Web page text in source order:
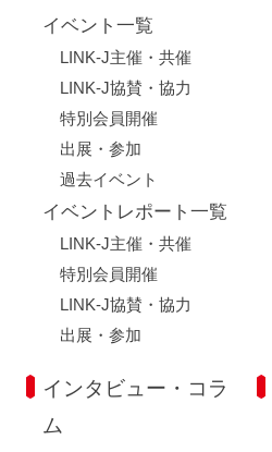
イベント一覧
LINK-J主催・共催
LINK-J協賛・協力
特別会員開催
出展・参加
過去イベント
イベントレポート一覧
LINK-J主催・共催
特別会員開催
LINK-J協賛・協力
出展・参加
インタビュー・コラ
ム